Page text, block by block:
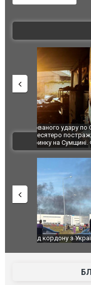
За 2000
Єкатеринбурзі
склад
В Таїланді
постраждали.